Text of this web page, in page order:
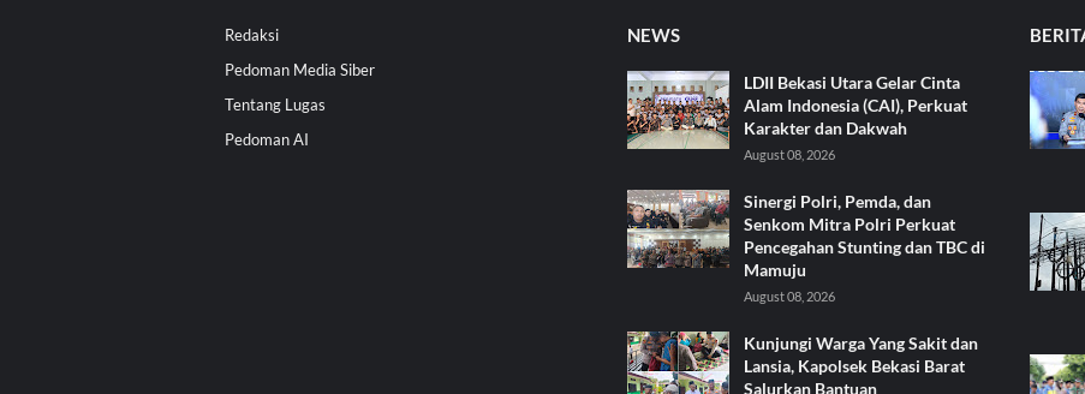
Redaksi
Pedoman Media Siber
Tentang Lugas
Pedoman AI
NEWS
LDII Bekasi Utara Gelar Cinta
Alam Indonesia (CAI), Perkuat
Karakter dan Dakwah
August 08, 2026
Sinergi Polri, Pemda, dan
Senkom Mitra Polri Perkuat
Pencegahan Stunting dan TBC di
Mamuju
August 08, 2026
Kunjungi Warga Yang Sakit dan
Lansia, Kapolsek Bekasi Barat
Salurkan Bantuan